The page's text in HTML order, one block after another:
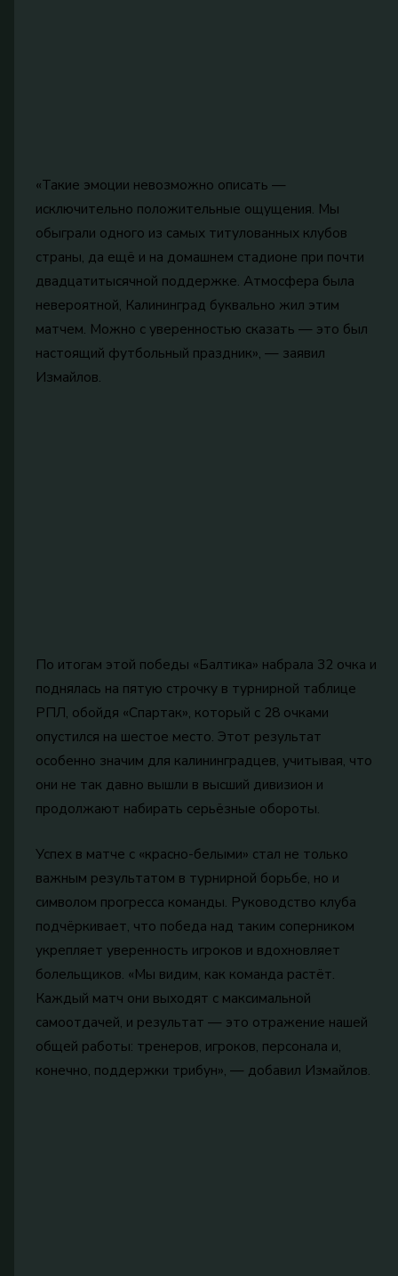
«Такие эмоции невозможно описать —
исключительно положительные ощущения. Мы
обыграли одного из самых титулованных клубов
страны, да ещё и на домашнем стадионе при почти
двадцатитысячной поддержке. Атмосфера была
невероятной, Калининград буквально жил этим
матчем. Можно с уверенностью сказать — это был
настоящий футбольный праздник», — заявил
Измайлов.
По итогам этой победы «Балтика» набрала 32 очка и
поднялась на пятую строчку в турнирной таблице
РПЛ, обойдя «Спартак», который с 28 очками
опустился на шестое место. Этот результат
особенно значим для калининградцев, учитывая, что
они не так давно вышли в высший дивизион и
продолжают набирать серьёзные обороты.
Успех в матче с «красно-белыми» стал не только
важным результатом в турнирной борьбе, но и
символом прогресса команды. Руководство клуба
подчёркивает, что победа над таким соперником
укрепляет уверенность игроков и вдохновляет
болельщиков. «Мы видим, как команда растёт.
Каждый матч они выходят с максимальной
самоотдачей, и результат — это отражение нашей
общей работы: тренеров, игроков, персонала и,
конечно, поддержки трибун», — добавил Измайлов.